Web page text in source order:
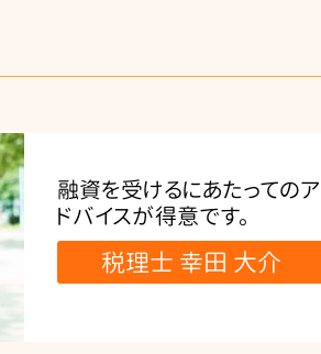
融資を受けるにあたってのア
ドバイスが得意です。
税理士 幸田 大介